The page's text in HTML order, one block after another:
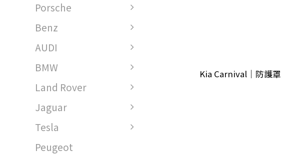
Porsche
Benz
AUDI
BMW
Land Rover
Jaguar
Tesla
Peugeot
Kia Carnival｜防護罩